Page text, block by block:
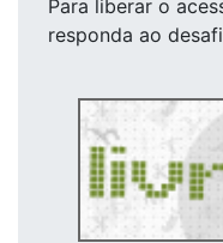
Para liberar o
responda ao